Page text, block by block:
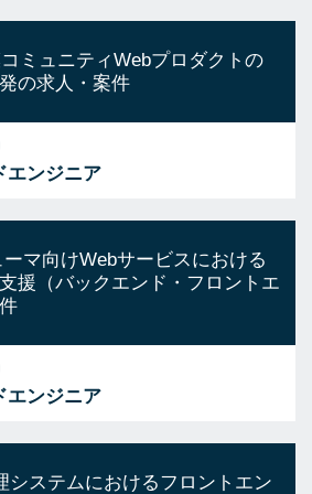
ミュニティWebプロダクトの
の求人・案件
エンジニア
ーマ向けWebサービスにおける
援（バックエンド・フロントエ
エンジニア
システムにおけるフロントエン